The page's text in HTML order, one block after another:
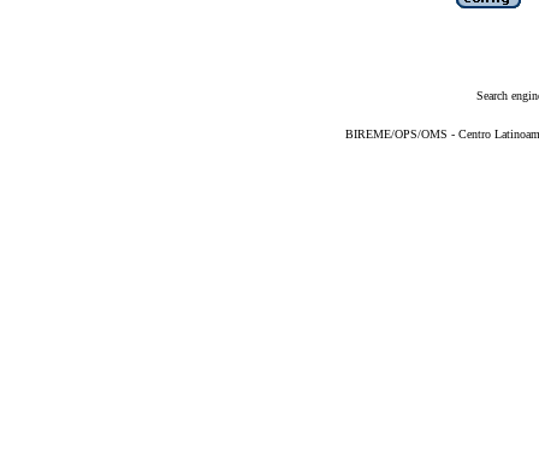
Search
BIREME/OPS/OMS - Centro